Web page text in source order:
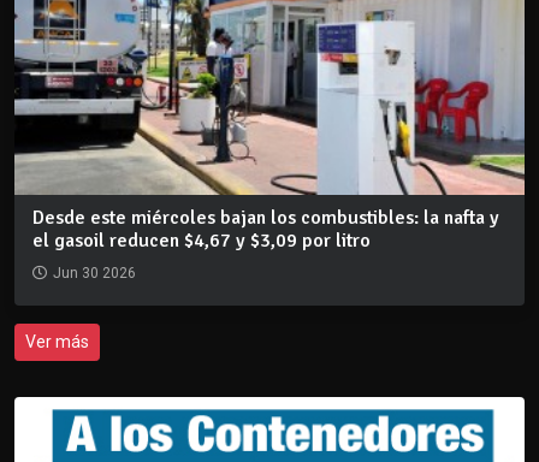
Desde este miércoles bajan los combustibles: la nafta y
el gasoil reducen $4,67 y $3,09 por litro
Jun 30 2026
Ver más